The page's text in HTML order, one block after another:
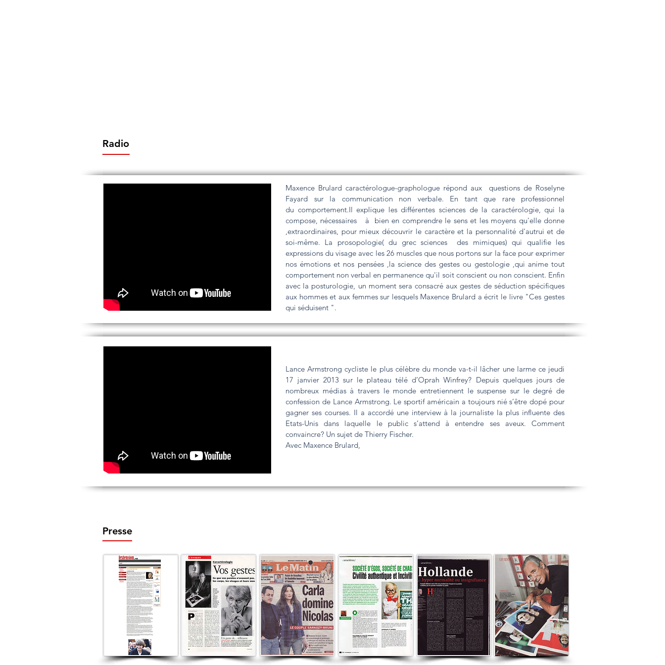
Radio
Lance Armstrong cycliste le plus célèbre du monde va-t-il lâcher une larme ce jeudi
17 janvier 2013 sur le plateau télé d’Oprah Winfrey? Depuis quelques jours de
nombreux médias à travers le monde entretiennent le suspense sur le degré de
confession de Lance Armstrong. Le sportif américain a toujours nié s’être dopé pour
gagner ses courses. Il a accordé une interview à la journaliste la plus influente des
Etats-Unis dans laquelle le public s’attend à entendre ses aveux. Comment
convaincre? Un sujet de Thierry Fischer.
Avec Maxence Brulard,
Presse
Maxence Brulard caractérologue-graphologue répond aux questions de Roselyne
Fayard sur la communication non verbale. En tant que rare professionnel
du comportement.Il explique les différentes sciences de la caractérologie, qui la
compose, nécessaires à bien en comprendre le sens et les moyens qu'elle donne
,extraordinaires, pour mieux découvrir le caractère et la personnalité d'autrui et de
soi-même. La prosopologie( du grec sciences des mimiques) qui qualifie les
expressions du visage avec les 26 muscles que nous portons sur la face pour exprimer
nos émotions et nos pensées ,la science des gestes ou gestologie ,qui anime tout
comportement non verbal en permanence qu'il soit conscient ou non conscient. Enfin
avec la posturologie, un moment sera consacré aux gestes de séduction spécifiques
aux hommes et aux femmes sur lesquels Maxence Brulard a écrit le livre "Ces gestes
qui séduisent ".